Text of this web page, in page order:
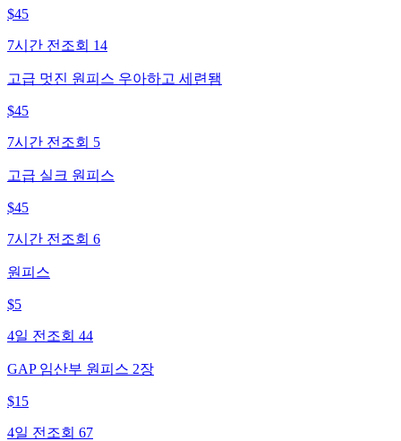
$45
7시간 전 조회 14
고급 멋진 원피스 우아하고 세련됌
$45
7시간 전 조회 5
고급 실크 원피스
$45
7시간 전 조회 6
원피스
$5
4일 전 조회 44
GAP 임산부 원피스 2장
$15
4일 전 조회 67